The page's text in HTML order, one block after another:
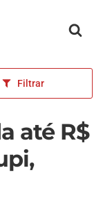
Filtrar
até R$